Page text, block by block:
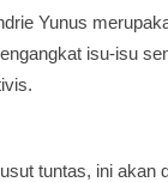
Yunus
isu-isu
tuntas, ini akan